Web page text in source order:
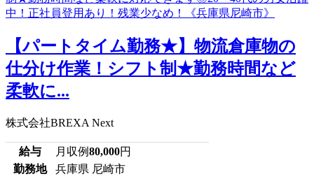
【パートタイム勤務★】物流倉庫物の
仕分け作業！シフト制★勤務時間など
柔軟に...
株式会社BREXA Next
給与 月収例80,000円
勤務地
兵庫県 尼崎市